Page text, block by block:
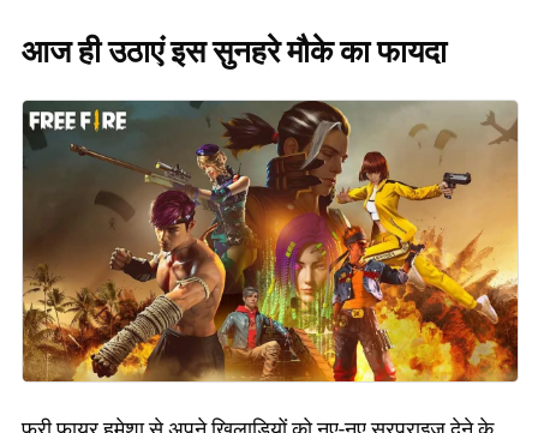
आज ही उठाएं इस सुनहरे मौके का फायदा